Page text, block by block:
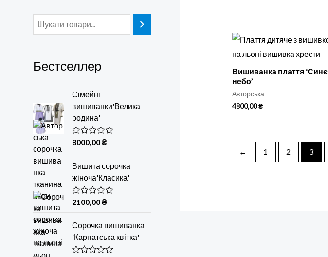
Бестселлер
Сімейні
вишиванки'Велика
родина'
О
н
н
о
в
0
8000,00₴
Вишита сорочка
жіноча'Класика'
О
н
е
н
о
2100,00₴
Сорочка вишиванка
'Карпатська квітка'
Вишиванка плаття ‘Синє
небо’
Авторська
4800,00₴
← 1 2 3